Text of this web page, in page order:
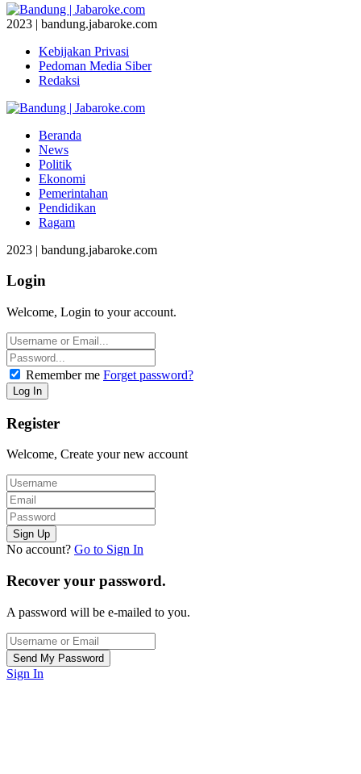
2023 | bandung.jabaroke.com
Kebijakan Privasi
Pedoman Media Siber
Redaksi
Beranda
News
Politik
Ekonomi
Pemerintahan
Pendidikan
Ragam
2023 | bandung.jabaroke.com
Login
Welcome, Login to your account.
Remember me Forget password?
Register
Welcome, Create your new account
No account? Go to Sign In
Recover your password.
A password will be e-mailed to you.
Sign In